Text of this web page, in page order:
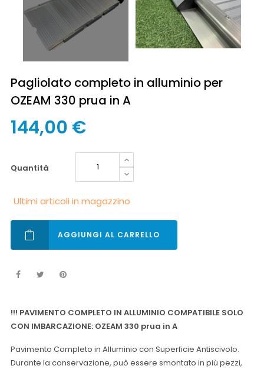
Pagliolato completo in alluminio per
OZEAM 330 prua in A
144,00 €
quantità
Ultimi articoli in magazzino
AGGIUNGI AL CARRELLO
!!! PAVIMENTO COMPLETO IN ALLUMINIO COMPATIBILE SOLO
CON IMBARCAZIONE: OZEAM 330 prua in A
Pavimento Completo in Alluminio con Superficie Antiscivolo.
Durante la conservazione, può essere smontato in più pezzi,